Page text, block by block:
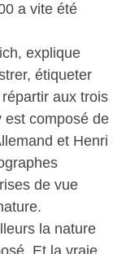
a vite été
explique
étiqueter
aux trois
est composé de
et Henri
de vue
la nature
Et la vraie